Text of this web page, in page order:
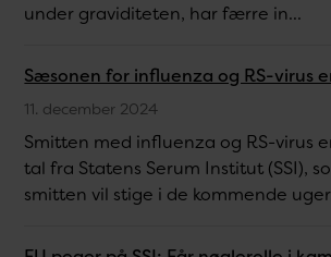
under graviditeten, har færre in...
Sæsonen for influenza og RS-virus
11. december 2024
Smitten med influenza og RS-virus
tal fra Statens Serum Institut (SSI),
smitten vil stige i de kommende